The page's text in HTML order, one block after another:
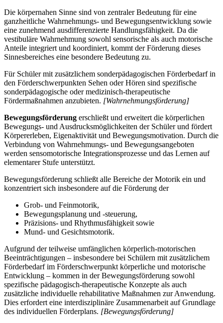
Die körpernahen Sinne sind von zentraler Bedeutung für eine
ganzheitliche Wahrnehmungs- und Bewegungsentwicklung sowie
eine zunehmend ausdifferenzierte Handlungsfähigkeit. Da die
vestibuläre Wahrnehmung sowohl sensorische als auch motorische
Anteile integriert und koordiniert, kommt der Förderung dieses
Sinnesbereiches eine besondere Bedeutung zu.
Für Schüler mit zusätzlichem sonderpädagogischen Förderbedarf in
den Förderschwerpunkten Sehen oder Hören sind spezifische
sonderpädagogische oder medizinisch-therapeutische
Fördermaßnahmen anzubieten. [Wahrnehmungsförderung]
Bewegungsförderung erschließt und erweitert die körperlichen
Bewegungs- und Ausdrucksmöglichkeiten der Schüler und fördert
Körpererleben, Eigenaktivität und Bewegungsmotivation. Durch die
Verbindung von Wahrnehmungs- und Bewegungsangeboten
werden sensomotorische Integrationsprozesse und das Lernen auf
elementarer Stufe unterstützt.
Bewegungsförderung schließt alle Bereiche der Motorik ein und
konzentriert sich insbesondere auf die Förderung der
Grob- und Feinmotorik,
Bewegungsplanung und -steuerung,
Präzisions- und Rhythmusfähigkeit sowie
Mund- und Gesichtsmotorik.
Aufgrund der teilweise umfänglichen körperlich-motorischen
Beeinträchtigungen – insbesondere bei Schülern mit zusätzlichem
Förderbedarf im Förderschwerpunkt körperliche und motorische
Entwicklung – kommen in der Bewegungsförderung sowohl
spezifische pädagogisch-therapeutische Konzepte als auch
zusätzliche individuelle rehabilitative Maßnahmen zur Anwendung.
Dies erfordert eine interdisziplinäre Zusammenarbeit auf Grundlage
des individuellen Förderplans. [Bewegungsförderung]